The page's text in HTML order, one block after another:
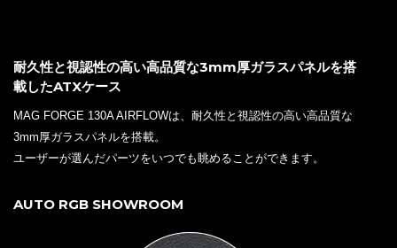
耐久性と視認性の高い高品質な3mm厚ガラスパネルを搭
載したATXケース
MAG FORGE 130A AIRFLOWは、耐久性と視認性の高い高品質な
3mm厚ガラスパネルを搭載。
ユーザーが選んだパーツをいつでも眺めることができます。
AUTO RGB SHOWROOM